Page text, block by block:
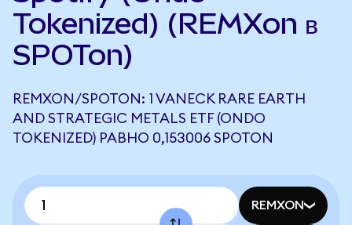
Tokenized) (REMXon в
SPOTon)
REMXON/SPOTON: 1 VANECK RARE EARTH
AND STRATEGIC METALS ETF (ONDO
TOKENIZED) РАВНО 0,153006 SPOTON
REMXON